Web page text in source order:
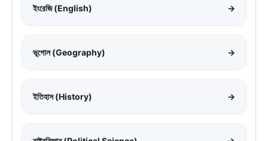
ইংরেজি (English) →
ভূগোল (Geography) →
ইতিহাস (History) →